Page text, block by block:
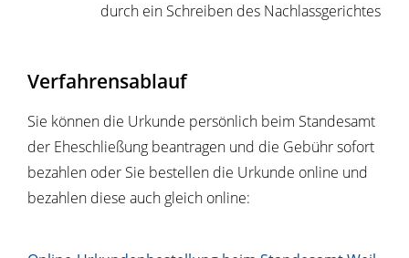
durch ein Schreiben des Nachlassgerichtes
Verfahrensablauf
Sie können die Urkunde persönlich beim Standesamt
der Eheschließung beantragen und die Gebühr sofort
bezahlen oder Sie bestellen die Urkunde online und
bezahlen diese auch gleich online: